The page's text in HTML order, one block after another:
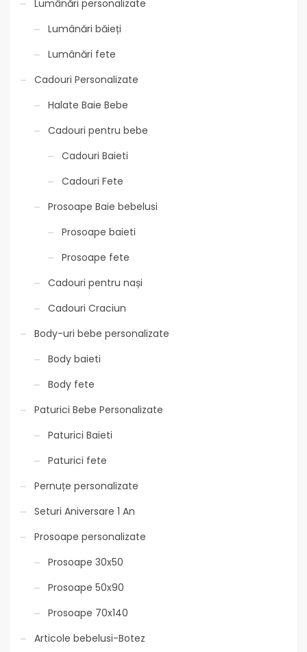
Lumânări personalizate
Lumânări băieți
Lumânări fete
Cadouri Personalizate
Halate Baie Bebe
Cadouri pentru bebe
Cadouri Baieti
Cadouri Fete
Prosoape Baie bebelusi
Prosoape baieti
Prosoape fete
Cadouri pentru nași
Cadouri Craciun
Body-uri bebe personalizate
Body baieti
Body fete
Paturici Bebe Personalizate
Paturici Baieti
Paturici fete
Pernuțe personalizate
Seturi Aniversare 1 An
Prosoape personalizate
Prosoape 30x50
Prosoape 50x90
Prosoape 70x140
Articole bebelusi-Botez